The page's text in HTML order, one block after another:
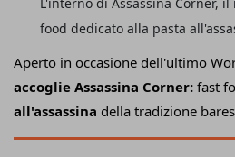
Aperto in occasione dell'ultimo
accoglie Assassina Corner: fast
all'assassina della tradizione
da diverse apparizioni tv e
food dedicato alla pasta